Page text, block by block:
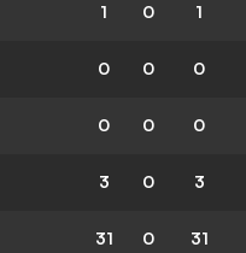
1 0 1
0 0 0
0 0 0
3 0 3
31 0 31